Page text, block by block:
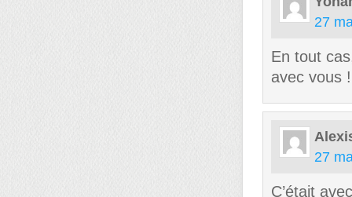
27
En tout
avec vous
27
C’était